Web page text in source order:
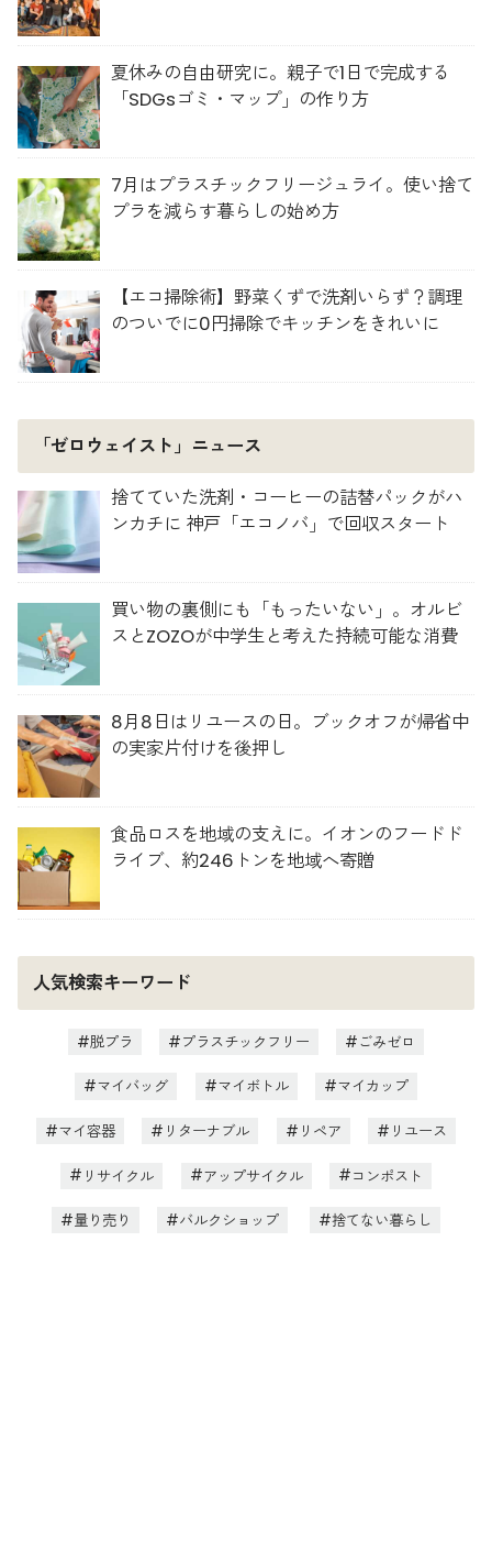
夏休みの自由研究に。親子で1日で完成する
「SDGsゴミ・マップ」の作り方
7月はプラスチックフリージュライ。使い捨て
プラを減らす暮らしの始め方
【エコ掃除術】野菜くずで洗剤いらず？調理
のついでに0円掃除でキッチンをきれいに
「ゼロウェイスト」ニュース
捨てていた洗剤・コーヒーの詰替パックがハ
ンカチに 神戸「エコノバ」で回収スタート
買い物の裏側にも「もったいない」。オルビ
スとZOZOが中学生と考えた持続可能な消費
8月8日はリユースの日。ブックオフが帰省中
の実家片付けを後押し
食品ロスを地域の支えに。イオンのフードド
ライブ、約246トンを地域へ寄贈
人気検索キーワード
脱プラ プラスチックフリー ごみゼロ
マイバッグ マイボトル マイカップ
マイ容器 リターナブル リペア リユース
リサイクル アップサイクル コンポスト
量り売り バルクショップ 捨てない暮らし